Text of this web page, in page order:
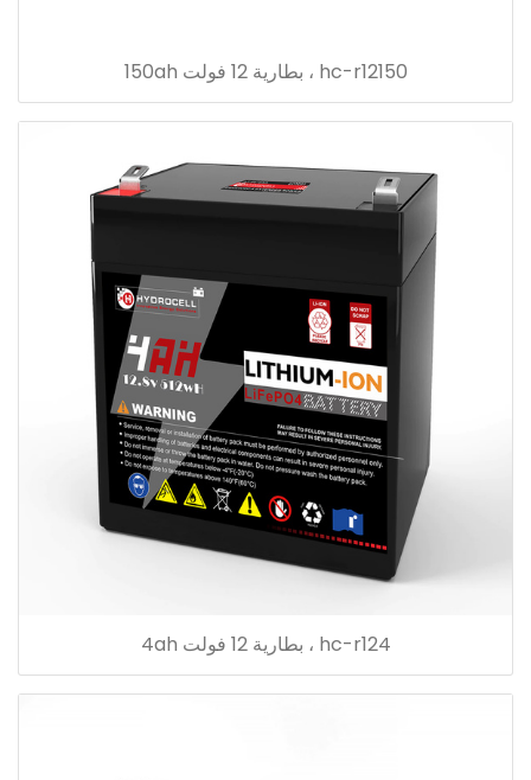
hc-r12150 ، بطارية 12 فولت 150ah
hc-r124 ، بطارية 12 فولت 4ah